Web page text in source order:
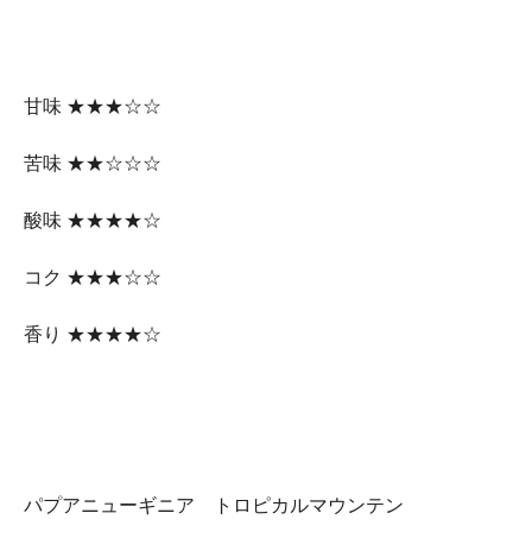
甘味 ★★★☆☆
苦味 ★★☆☆☆
酸味 ★★★★☆
コク ★★★☆☆
香り ★★★★☆
パプアニューギニア トロピカルマウンテン